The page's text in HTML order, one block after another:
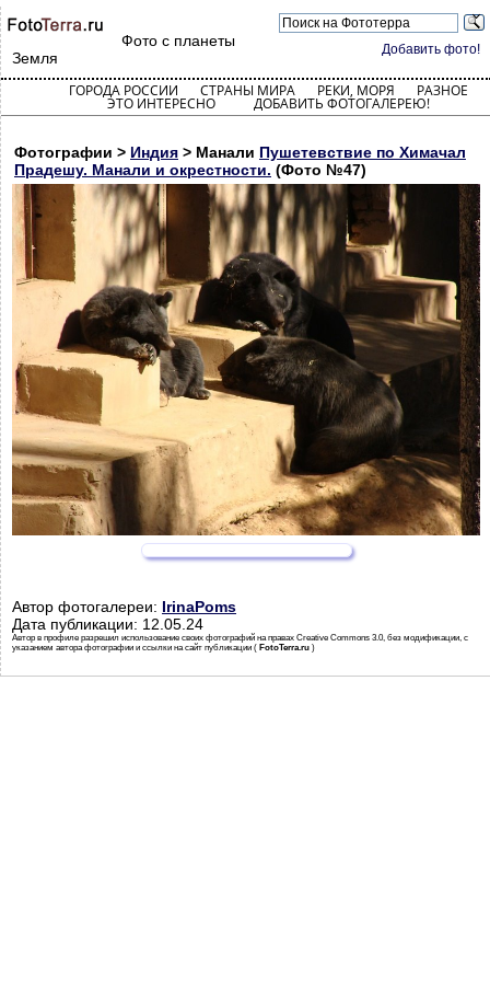
Добавить фото!
Фото с планеты
Земля
ГОРОДА РОССИИ СТРАНЫ МИРА РЕКИ, МОРЯ РАЗНОЕ
ЭТО ИНТЕРЕСНО ДОБАВИТЬ ФОТОГАЛЕРЕЮ!
Фотографии > Индия > Манали Пушетевствие по Химачал
Прадешу. Манали и окрестности. (Фото №47)
Автор фотогалереи: IrinaPoms
Дата публикации: 12.05.24
Автор в профиле разрешил использование своих фотографий на правах Creative Commons 3.0, без модификации, с
указанием автора фотографии и ссылки на сайт публикации ( FotoTerra.ru )